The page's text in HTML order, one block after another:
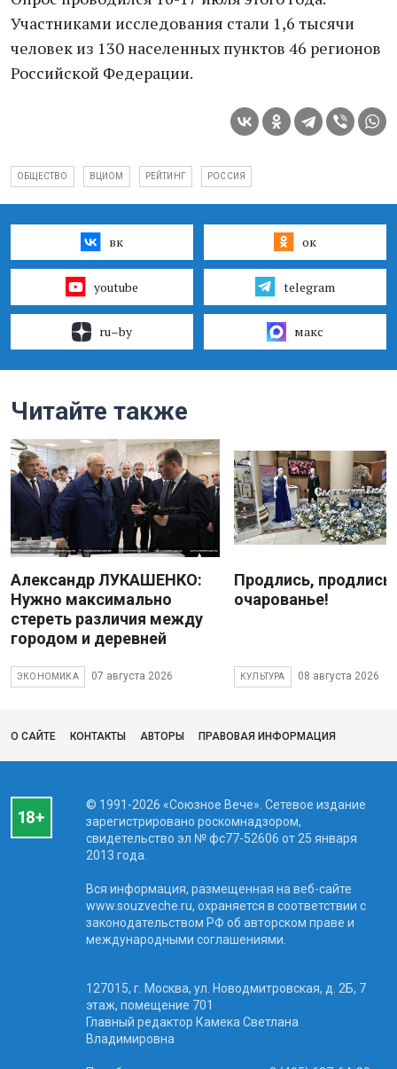
Участниками исследования стали 1,6 тысячи
человек из 130 населенных пунктов 46 регионов
Российской Федерации.
ОБЩЕСТВО ВЦИОМ РЕЙТИНГ РОССИЯ
вк ок
youtube telegram
ru–by макс
Читайте также
Александр ЛУКАШЕНКО:
Нужно максимально
стереть различия между
городом и деревней
ЭКОНОМИКА 07 августа 2026
Продлись, продлись
очарованье!
КУЛЬТУРА 08 августа 2026
О САЙТЕ КОНТАКТЫ АВТОРЫ ПРАВОВАЯ ИНФОРМАЦИЯ
© 1991-2026 «Союзное Вече». Сетевое издание
зарегистрировано роскомнадзором,
свидетельство эл № фc77-52606 от 25 января
2013 года.
Вся информация, размещенная на веб-сайте
www.souzveche.ru, охраняется в соответствии с
законодательством РФ об авторском праве и
международными соглашениями.
127015, г. Москва, ул. Новодмитровская, д. 2Б, 7
этаж, помещение 701
Главный редактор Камека Светлана
Владимировна